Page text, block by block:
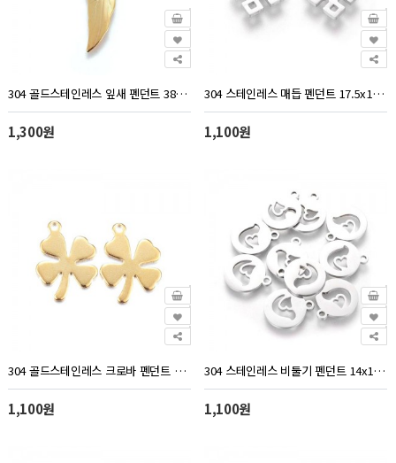
304 골드스테인레스 잎새 펜던트 38x9.5mm - 1개
1,300원
304 스테인레스 매듭 펜던트 17.5x11.5mm - 1개
1,100원
304 골드스테인레스 크로바 펜던트 14x10mm - 1개
1,100원
304 스테인레스 비둘기 펜던트 14x12mm - 1개
1,100원